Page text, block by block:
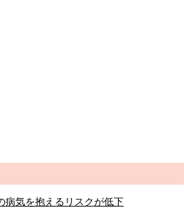
病気を抱えるリスクが低下